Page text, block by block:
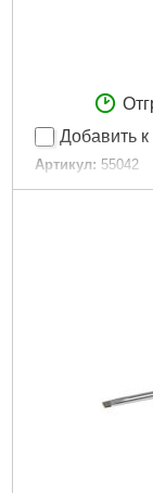
Добавить
Артикул: 55042
Код товара: